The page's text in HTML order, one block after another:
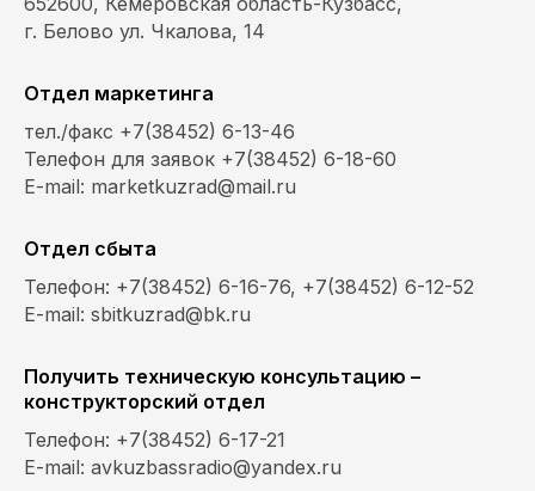
г. Белово ул. Чкалова, 14
Отдел маркетинга
тел./факс +7(38452) 6-13-46
Телефон для заявок +7(38452) 6-18-60
E-mail: marketkuzrad@mail.ru
Отдел сбыта
Телефон: +7(38452) 6-16-76, +7(38452) 6-12-52
E-mail: sbitkuzrad@bk.ru
Получить техническую консультацию –
конструкторский отдел
Телефон: +7(38452) 6-17-21
E-mail: avkuzbassradio@yandex.ru